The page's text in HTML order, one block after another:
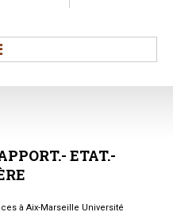
ETAT.-
à Aix-Marseille Université